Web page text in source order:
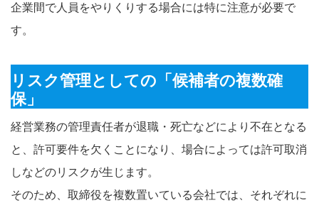
企業間で人員をやりくりする場合には特に注意が必要で
す。
リスク管理としての「候補者の複数確
保」
経営業務の管理責任者が退職・死亡などにより不在となる
と、許可要件を欠くことになり、場合によっては許可取消
しなどのリスクが生じます。
そのため、取締役を複数置いている会社では、それぞれに